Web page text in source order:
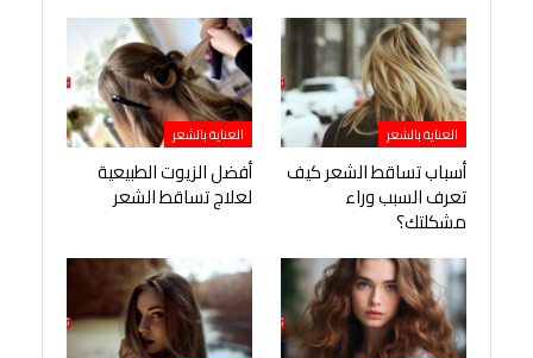
العناية بالشعر
أسباب تساقط الشعر كيف
تعرف السبب وراء
مشكلتك؟
العناية بالشعر
أفضل الزيوت الطبيعية
لعلاج تساقط الشعر